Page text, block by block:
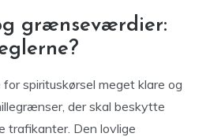
grænseværdier:
spirituskørsel meget klare og
der skal beskytte
trafikanter. Den lovlige